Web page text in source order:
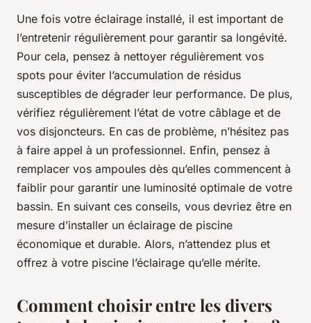
Une fois votre éclairage installé, il est important de
l’entretenir régulièrement pour garantir sa longévité.
Pour cela, pensez à nettoyer régulièrement vos
spots pour éviter l’accumulation de résidus
susceptibles de dégrader leur performance. De plus,
vérifiez régulièrement l’état de votre câblage et de
vos disjoncteurs. En cas de problème, n’hésitez pas
à faire appel à un professionnel. Enfin, pensez à
remplacer vos ampoules dès qu’elles commencent à
faiblir pour garantir une luminosité optimale de votre
bassin. En suivant ces conseils, vous devriez être en
mesure d’installer un éclairage de piscine
économique et durable. Alors, n’attendez plus et
offrez à votre piscine l’éclairage qu’elle mérite.
Comment choisir entre les divers